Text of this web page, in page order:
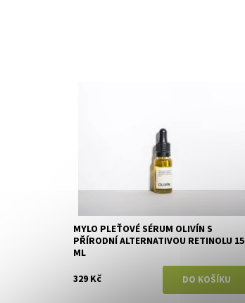
MYLO PLEŤOVÉ SÉRUM OLIVÍN S
PŘÍRODNÍ ALTERNATIVOU RETINOLU 15
ML
329 Kč